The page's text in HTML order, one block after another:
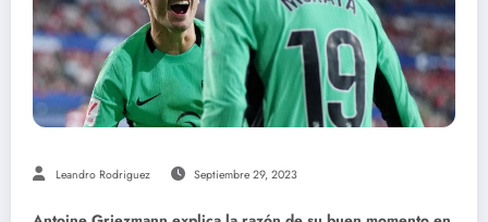
Leandro Rodriguez Septiembre 29, 2023